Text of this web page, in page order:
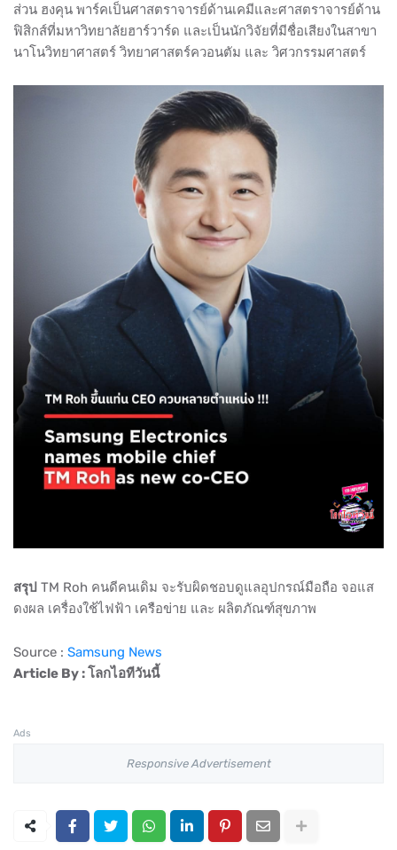
ส่วน ฮงคุน พาร์คเป็นศาสตราจารย์ด้านเคมีและศาสตราจารย์ด้าน
ฟิสิกส์ที่มหาวิทยาลัยฮาร์วาร์ด และเป็นนักวิจัยที่มีชื่อเสียงในสาขา
นาโนวิทยาศาสตร์ วิทยาศาสตร์ควอนตัม และ วิศวกรรมศาสตร์
สรุป TM Roh คนดีคนเดิม จะรับผิดชอบดูแลอุปกรณ์มือถือ จอแส
ดงผล เครื่องใช้ไฟฟ้า เครือข่าย และ ผลิตภัณฑ์สุขภาพ
Source : Samsung News
Article By : โลกไอทีวันนี้
Ads
Responsive Advertisement